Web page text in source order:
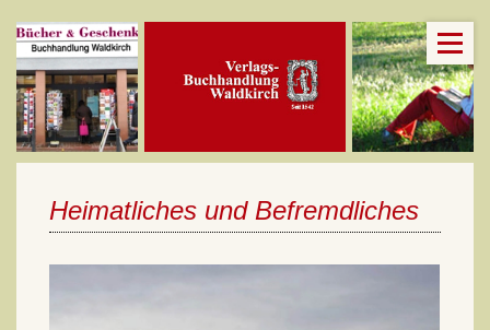
Heimatliches und Befremdliches